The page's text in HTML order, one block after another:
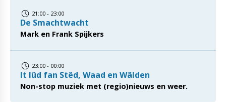
21:00 - 23:00
De Smachtwacht
Mark en Frank Spijkers
23:00 - 00:00
It lûd fan Stêd, Waad en Wâlden
Non-stop muziek met (regio)nieuws en weer.